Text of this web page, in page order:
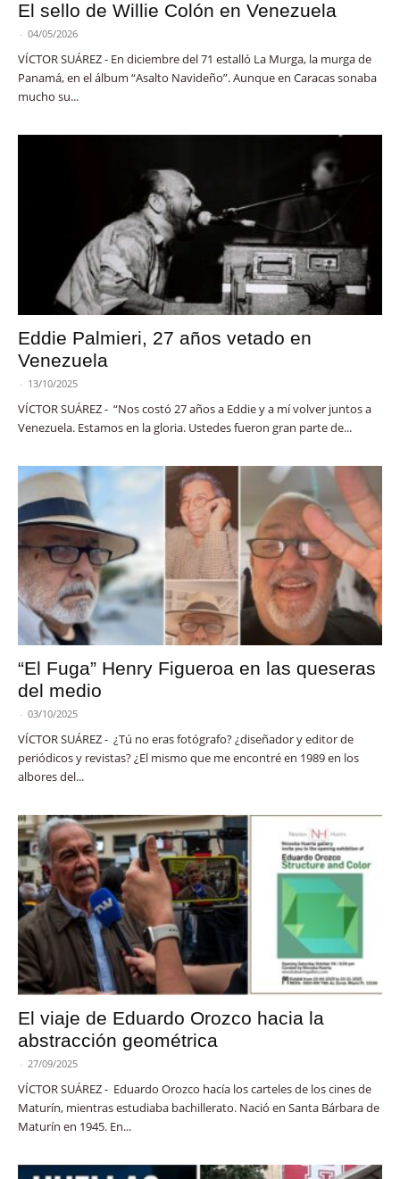
El sello de Willie Colón en Venezuela
- 04/05/2026
VÍCTOR SUÁREZ - En diciembre del 71 estalló La Murga, la murga de
Panamá, en el álbum “Asalto Navideño”. Aunque en Caracas sonaba
mucho su...
Eddie Palmieri, 27 años vetado en
Venezuela
- 13/10/2025
VÍCTOR SUÁREZ - “Nos costó 27 años a Eddie y a mí volver juntos a
Venezuela. Estamos en la gloria. Ustedes fueron gran parte de...
“El Fuga” Henry Figueroa en las queseras
del medio
- 03/10/2025
VÍCTOR SUÁREZ - ¿Tú no eras fotógrafo? ¿diseñador y editor de
periódicos y revistas? ¿El mismo que me encontré en 1989 en los
albores del...
El viaje de Eduardo Orozco hacia la
abstracción geométrica
- 27/09/2025
VÍCTOR SUÁREZ - Eduardo Orozco hacía los carteles de los cines de
Maturín, mientras estudiaba bachillerato. Nació en Santa Bárbara de
Maturín en 1945. En...